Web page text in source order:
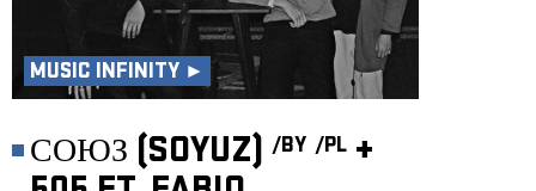
MUSIC INFINITY ►
СОЮЗ (SOYUZ) /BY /PL +